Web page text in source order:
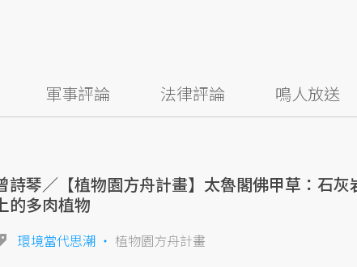
軍事評論 法律評論 鳴人放送
詩琴／【植物園方舟計畫】太魯閣佛甲草：石灰
的多肉植物
環境當代思潮 植物園方舟計畫